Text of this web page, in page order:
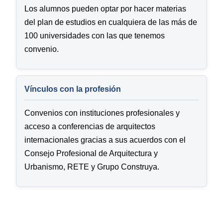
Los alumnos pueden optar por hacer materias
del plan de estudios en cualquiera de las más de
100 universidades con las que tenemos
convenio.
Vínculos con la profesión
Convenios con instituciones profesionales y
acceso a conferencias de arquitectos
internacionales gracias a sus acuerdos con el
Consejo Profesional de Arquitectura y
Urbanismo, RETE y Grupo Construya.